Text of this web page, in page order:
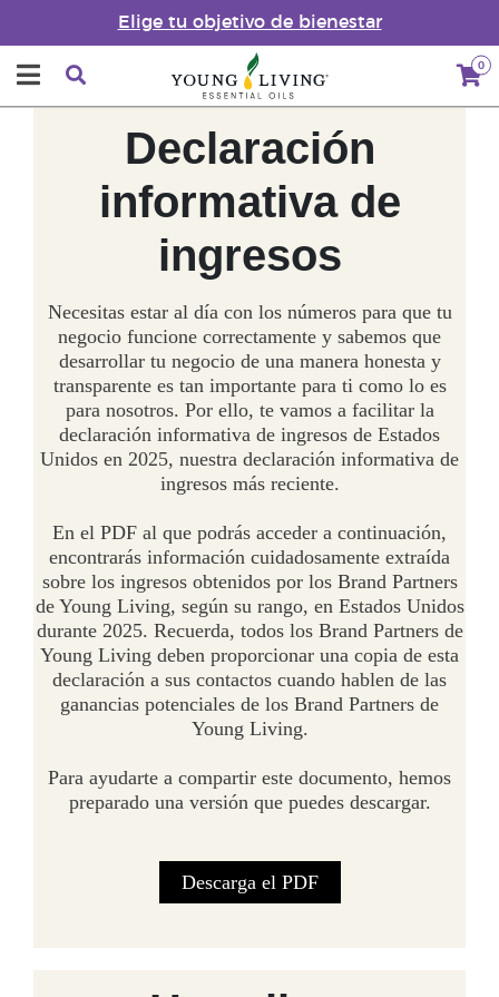
Elige tu objetivo de bienestar
0
Declaración
informativa de
ingresos
Necesitas estar al día con los números para que tu
negocio funcione correctamente y sabemos que
desarrollar tu negocio de una manera honesta y
transparente es tan importante para ti como lo es
para nosotros. Por ello, te vamos a facilitar la
declaración informativa de ingresos de Estados
Unidos en 2025, nuestra declaración informativa de
ingresos más reciente.
En el PDF al que podrás acceder a continuación,
encontrarás información cuidadosamente extraída
sobre los ingresos obtenidos por los Brand Partners
de Young Living, según su rango, en Estados Unidos
durante 2025. Recuerda, todos los Brand Partners de
Young Living deben proporcionar una copia de esta
declaración a sus contactos cuando hablen de las
ganancias potenciales de los Brand Partners de
Young Living.
Para ayudarte a compartir este documento, hemos
preparado una versión que puedes descargar.
Descarga el PDF